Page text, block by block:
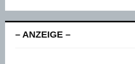
– ANZEIGE –